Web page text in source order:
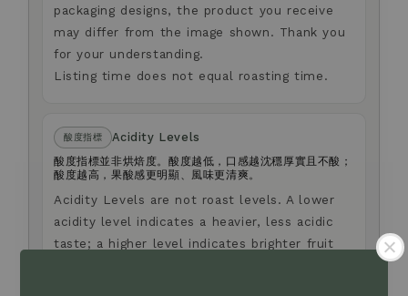
packaging designs, the product you receive
may differ from the image shown. Thank you
for your understanding.
Listing time does not equal roasting time.
酸度指標
Acidity Levels
酸度指標並非烘焙度。酸度越低，口感越沈穩厚實且不酸；
酸度越高，果酸感更明顯、風味更清爽。
Acidity Levels are not roast levels. A lower
acidity level indicates a heavier, less acidic
taste; a higher level indicates brighter fruit